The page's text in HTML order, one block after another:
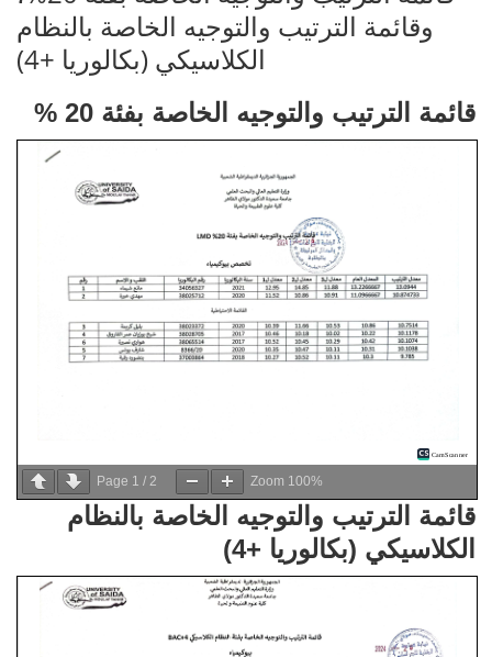
وقائمة الترتيب والتوجيه الخاصة بالنظام
% 20 قائمة الترتيب والتوجيه الخاصة بفئة
Page 1 / 2 Zoom 100%
قائمة الترتيب والتوجيه الخاصة بالنظام
الكلاسيكي (بكالوريا +4)